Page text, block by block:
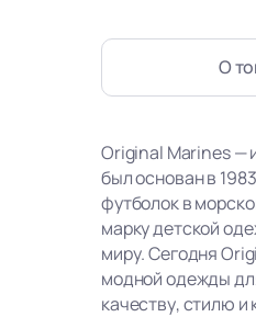
О
Original Marines —
был основан в
футболок в
марку детской
миру. Сегодня
модной одежды
качеству, стилю и